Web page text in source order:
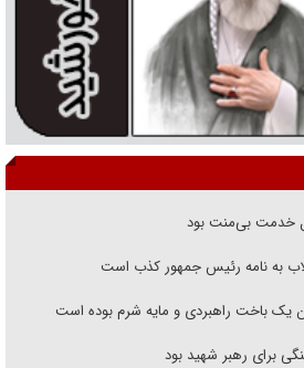
خدمت بی‌منت بود
به نامه رئیس جمهور کذب است
یک باخت راهبردی و مایه شرم بوده است
برای رهبر شهید بود